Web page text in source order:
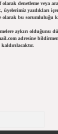
denetleme veya
üyelerimiz yazdıkları
olarak bu sorumluluğu
aykırı olduğunu
adresine